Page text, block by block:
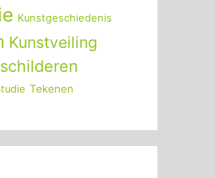
Kunstgeschiedenis
Kunstveiling
schilderen
Tekenen